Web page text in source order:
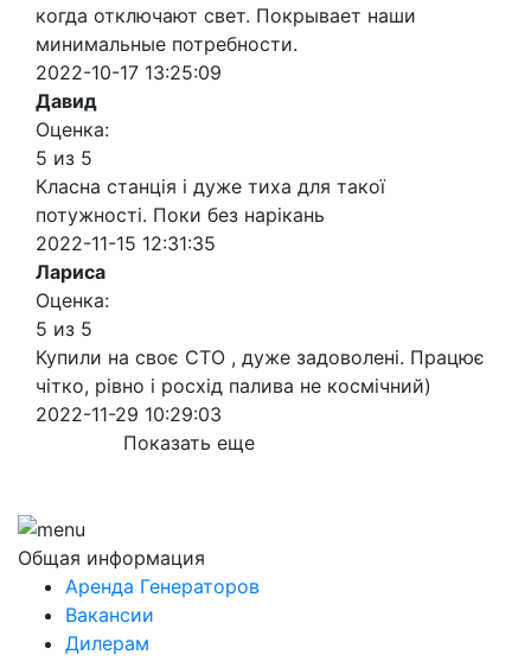
когда отключают свет. Покрывает наши
минимальные потребности.
2022-10-17 13:25:09
Давид
Оценка:
5 из 5
Класна станція і дуже тиха для такої
потужності. Поки без нарікань
2022-11-15 12:31:35
Лариса
Оценка:
5 из 5
Купили на своє СТО , дуже задоволені. Працює
чітко, рівно і росхід палива не космічний)
2022-11-29 10:29:03
Показать еще
Общая информация
Аренда Генераторов
Вакансии
Дилерам